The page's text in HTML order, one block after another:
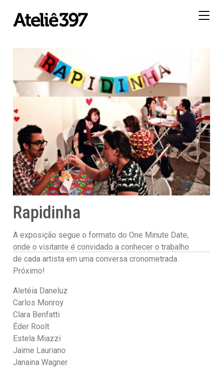
Rapidinha
A exposição segue o formato do One Minute Date,
onde o visitante é convidado a conhecer o trabalho
de cada artista em uma conversa cronometrada.
Próximo!
Aletéia Daneluz
Carlos Monroy
Clara Benfatti
Éder Roolt
Estela Miazzi
Jaime Lauriano
Janaina Wagner